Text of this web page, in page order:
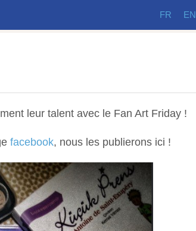
FR EN
leur talent avec le Fan Art Friday !
facebook, nous les publierons ici !